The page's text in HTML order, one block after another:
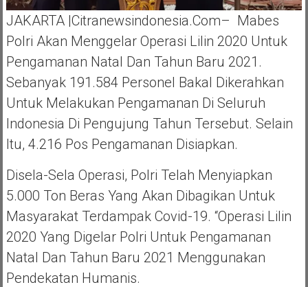
JAKARTA |Citranewsindonesia.com– Mabes
Polri Akan Menggelar Operasi Lilin 2020 Untuk
Pengamanan Natal Dan Tahun Baru 2021.
Sebanyak 191.584 Personel Bakal Dikerahkan
Untuk Melakukan Pengamanan Di Seluruh
Indonesia Di Pengujung Tahun Tersebut. Selain
Itu, 4.216 Pos Pengamanan Disiapkan.
Disela-Sela Operasi, Polri Telah Menyiapkan
5.000 Ton Beras Yang Akan Dibagikan Untuk
Masyarakat Terdampak Covid-19. “Operasi Lilin
2020 Yang Digelar Polri Untuk Pengamanan
Natal Dan Tahun Baru 2021 Menggunakan
Pendekatan Humanis.